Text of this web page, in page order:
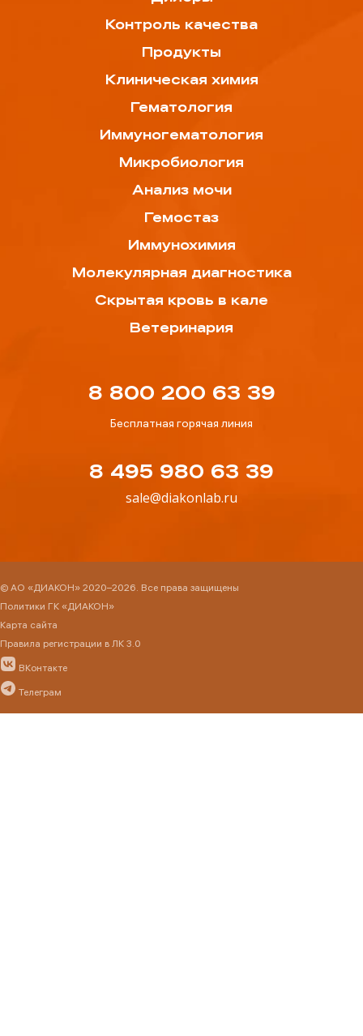
Контроль качества
Продукты
Клиническая химия
Гематология
Иммуногематология
Микробиология
Анализ мочи
Гемостаз
Иммунохимия
Молекулярная диагностика
Скрытая кровь в кале
Ветеринария
8 800 200 63 39
Бесплатная горячая линия
8 495 980 63 39
sale@diakonlab.ru
© АО «ДИАКОН» 2020–2026. Все права защищены
Политики ГК «ДИАКОН»
Карта сайта
Правила регистрации в ЛК 3.0
ВКонтакте
Телеграм